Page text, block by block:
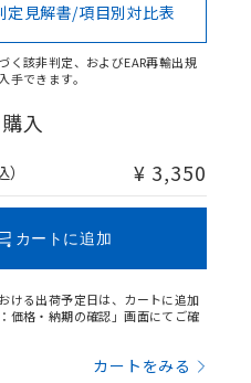
定見解書/項目別対比表
く該非判定、およびEAR再輸出規
手できます。
入
¥ 3,350
カートに追加
ける出荷予定日は、カートに追加
価格・納期の確認」画面にてご確
カートをみる